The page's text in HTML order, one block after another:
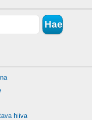
hiiva